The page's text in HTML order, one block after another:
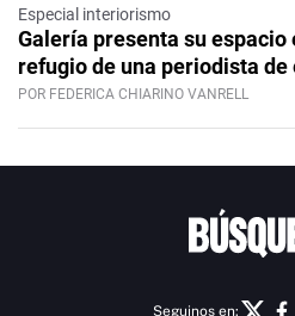
Especial interiorismo
Galería presenta su espacio
refugio de una periodista de
POR FEDERICA CHIARINO VANRELL
Seguinos en: